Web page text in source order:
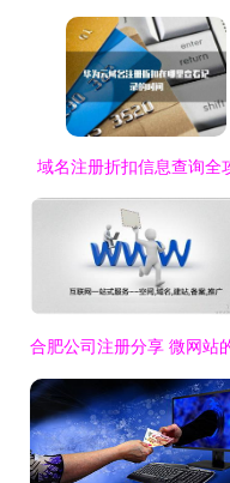
域名注册折扣信息查询全